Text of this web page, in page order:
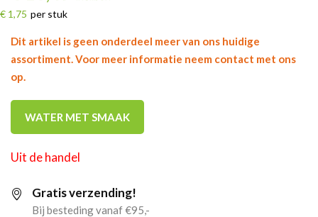
€ 1,75 per stuk
Dit artikel is geen onderdeel meer van ons huidige
assortiment. Voor meer informatie neem contact met ons
op.
WATER MET SMAAK
Uit de handel
Gratis verzending!
Bij besteding vanaf €95,-